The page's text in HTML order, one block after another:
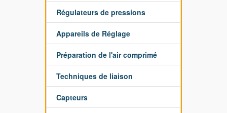
Régulateurs de pressions
Appareils de Réglage
Préparation de l'air comprimé
Techniques de liaison
Capteurs